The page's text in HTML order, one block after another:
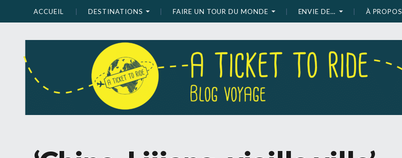
ACCUEIL DESTINATIONS FAIRE UN TOUR DU MONDE ENVIE DE… À PROPOS